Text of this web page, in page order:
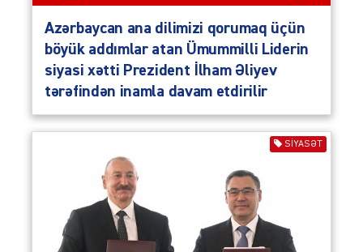
Azərbaycan ana dilimizi qorumaq üçün
böyük addımlar atan Ümummilli Liderin
siyasi xətti Prezident İlham Əliyev
tərəfindən inamla davam etdirilir
SIYASƏT